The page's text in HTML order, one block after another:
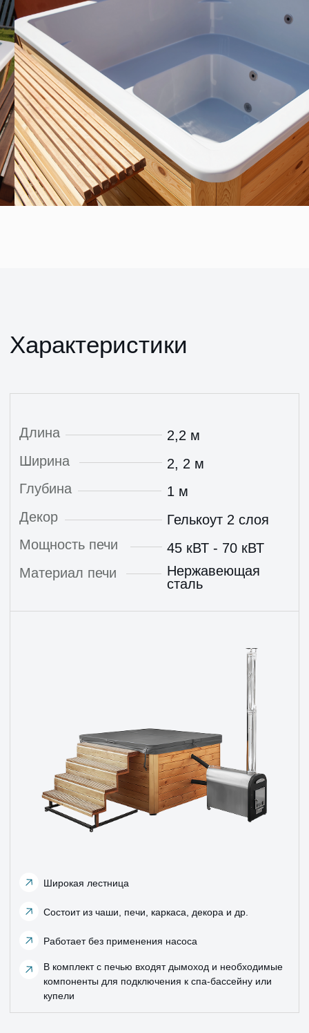
компоненты для подключения к спа-бассейну или
Работает без применения насоса
Широкая лестница
Материал печи Нержавеющая
сталь
Мощность печи 45 кВТ - 70 кВТ
Декор Гелькоут 2 слоя
Глубина 1 м
Ширина 2, 2 м
Длина
Характеристики